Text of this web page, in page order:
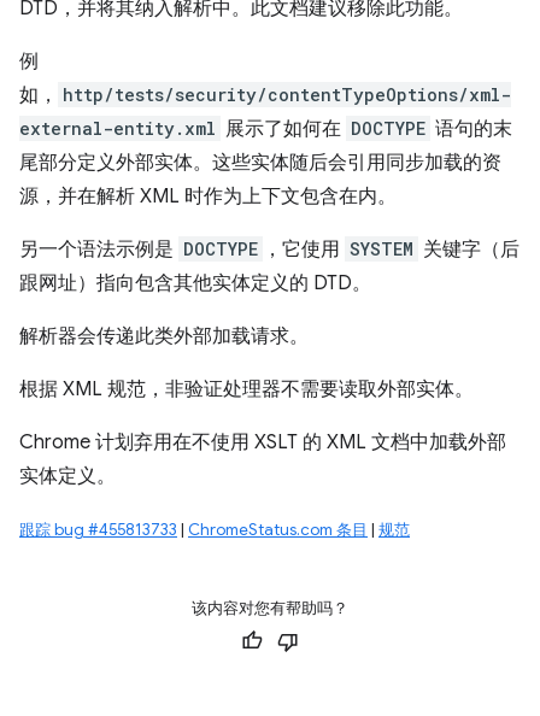
DTD，并将其纳入解析中。此文档建议移除此功能。
例
如，
http/tests/security/contentTypeOptions/xml-
external-entity.xml 展示了如何在 DOCTYPE 语句的末
尾部分定义外部实体。这些实体随后会引用同步加载的资
源，并在解析 XML 时作为上下文包含在内。
另一个语法示例是 DOCTYPE ，它使用 SYSTEM 关键字（后
跟网址）指向包含其他实体定义的 DTD。
解析器会传递此类外部加载请求。
根据 XML 规范，非验证处理器不需要读取外部实体。
Chrome 计划弃用在不使用 XSLT 的 XML 文档中加载外部
实体定义。
跟踪 bug #455813733 | ChromeStatus.com 条目 | 规范
该内容对您有帮助吗？